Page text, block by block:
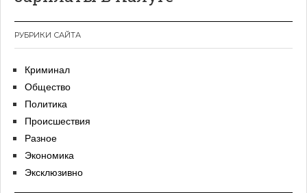
РУБРИКИ САЙТА
Криминал
Общество
Политика
Происшествия
Разное
Экономика
Эксклюзивно